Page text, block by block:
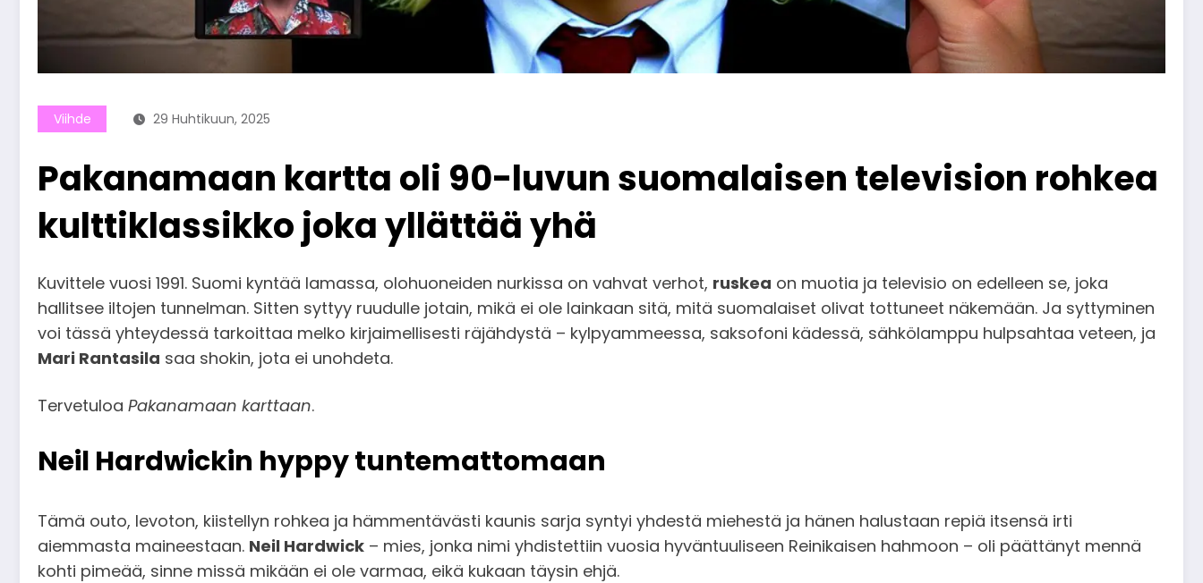
Viihde 29 Huhtikuun, 2025
Pakanamaan kartta oli 90-luvun suomalaisen television rohkea
kulttiklassikko joka yllättää yhä
Kuvittele vuosi 1991. Suomi kyntää lamassa, olohuoneiden nurkissa on vahvat verhot, ruskea on muotia ja televisio on edelleen se, joka
hallitsee iltojen tunnelman. Sitten syttyy ruudulle jotain, mikä ei ole lainkaan sitä, mitä suomalaiset olivat tottuneet näkemään. Ja syttyminen
voi tässä yhteydessä tarkoittaa melko kirjaimellisesti räjähdystä – kylpyammeessa, saksofoni kädessä, sähkölamppu hulpsahtaa veteen, ja
Mari Rantasila saa shokin, jota ei unohdeta.
Tervetuloa Pakanamaan karttaan.
Neil Hardwickin hyppy tuntemattomaan
Tämä outo, levoton, kiistellyn rohkea ja hämmentävästi kaunis sarja syntyi yhdestä miehestä ja hänen halustaan repiä itsensä irti
aiemmasta maineestaan. Neil Hardwick – mies, jonka nimi yhdistettiin vuosia hyväntuuliseen Reinikaisen hahmoon – oli päättänyt mennä
kohti pimeää, sinne missä mikään ei ole varmaa, eikä kukaan täysin ehjä.